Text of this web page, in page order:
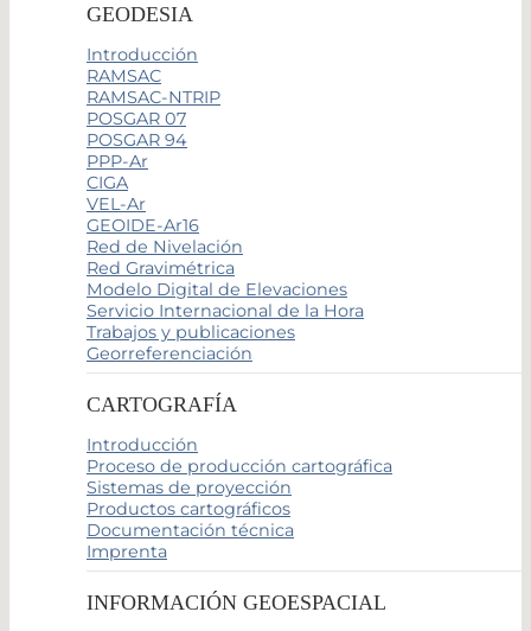
GEODESIA
Introducción
RAMSAC
RAMSAC-NTRIP
POSGAR 07
POSGAR 94
PPP-Ar
CIGA
VEL-Ar
GEOIDE-Ar16
Red de Nivelación
Red Gravimétrica
Modelo Digital de Elevaciones
Servicio Internacional de la Hora
Trabajos y publicaciones
Georreferenciación
CARTOGRAFÍA
Introducción
Proceso de producción cartográfica
Sistemas de proyección
Productos cartográficos
Documentación técnica
Imprenta
INFORMACIÓN GEOESPACIAL